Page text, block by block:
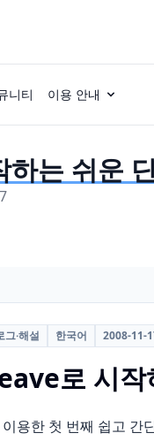
니티 이용 안내
는 쉬운
그·해설 한국어 2008-11-
로 시작
용한 첫 번째 쉽고 간